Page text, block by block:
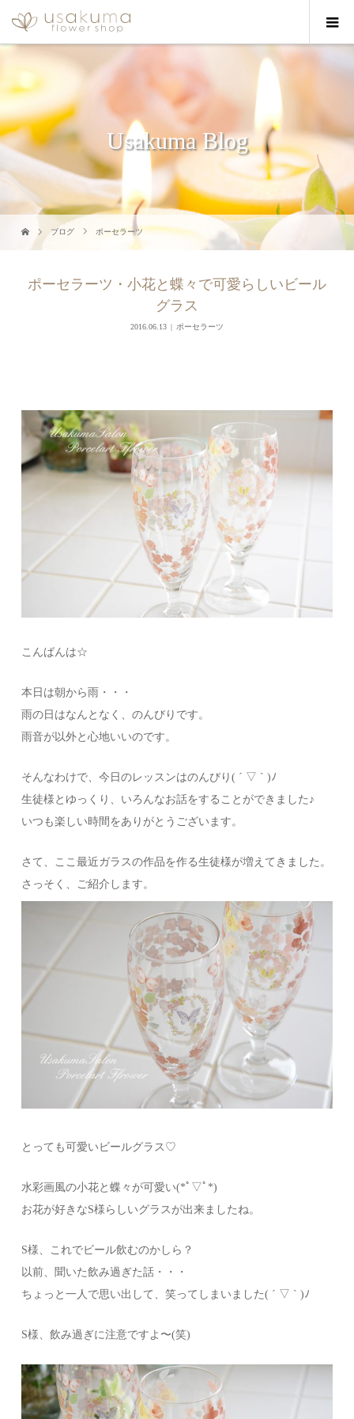
Usakuma Blog
ブログ ポーセラーツ
ポーセラーツ・小花と蝶々で可愛らしいビール
グラス
2016.06.13 ポーセラーツ
こんばんは☆
本日は朝から雨・・・
雨の日はなんとなく、のんびりです。
雨音が以外と心地いいのです。
そんなわけで、今日のレッスンはのんびり( ´ ▽ ` )ﾉ
生徒様とゆっくり、いろんなお話をすることができました♪
いつも楽しい時間をありがとうございます。
さて、ここ最近ガラスの作品を作る生徒様が増えてきました。
さっそく、ご紹介します。
とっても可愛いビールグラス♡
水彩画風の小花と蝶々が可愛い(*ﾟ▽ﾟ*)
お花が好きなS様らしいグラスが出来ましたね。
S様、これでビール飲むのかしら？
以前、聞いた飲み過ぎた話・・・
ちょっと一人で思い出して、笑ってしまいました( ´ ▽ ` )ﾉ
S様、飲み過ぎに注意ですよ〜(笑)